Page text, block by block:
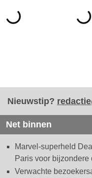
Nieuwstip?
Net binnen
Marvel-superheld
Paris voor bijzondere
Verwachte